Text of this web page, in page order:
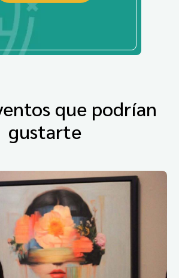
que podrían
gustarte